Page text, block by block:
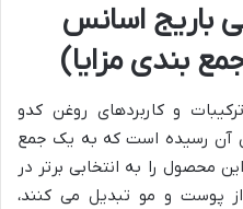
باریج اسانس
بندی مزایا)
و کاربردهای روغن کدو
آن رسیده است که به یک جمع
محصول را به انتخابی برتر در
پوست و مو تبدیل می کنند،